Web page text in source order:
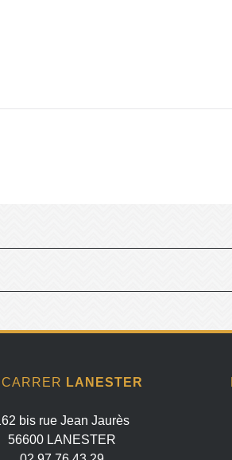
CARRER LANESTER
bis rue Jean Jaurès
56600 LANESTER